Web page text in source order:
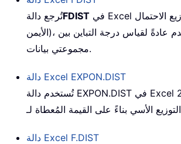
تُرجع دالةFDIST
الأيمن)، الذي يُستخدم عادةً لقياس درجة التباين بين
مجموعتي بيانات.
دالة Excel EXPON.DIST
تُستخدم دالة EXPON.DIST
التوزيع الأسي بناءً على القيمة المُعطاة لـ
دالة Excel F.DIST